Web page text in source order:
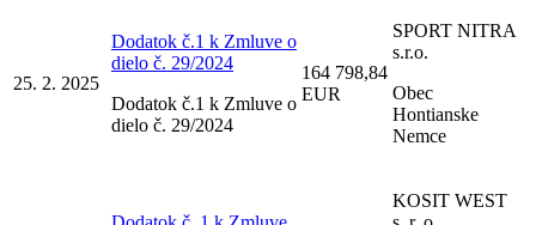
25. 2. 2025
Dodatok č.1 k Zmluve o
dielo č. 29/2024
Dodatok č.1 k Zmluve o
dielo č. 29/2024
164 798,84
EUR
SPORT NITRA
s.r.o.
Obec
Hontianske
Nemce
KOSIT WEST